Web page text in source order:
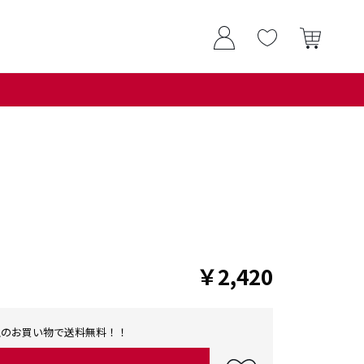
￥2,420
お買い物で送料無料！！